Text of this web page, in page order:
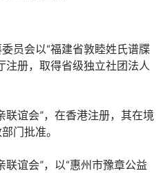
员会以“福建省敦睦姓氏谱牒
注册，取得省级独立社团法人
联谊会”，在香港注册，其在境
门批准。
联谊会”，以“惠州市豫章公益